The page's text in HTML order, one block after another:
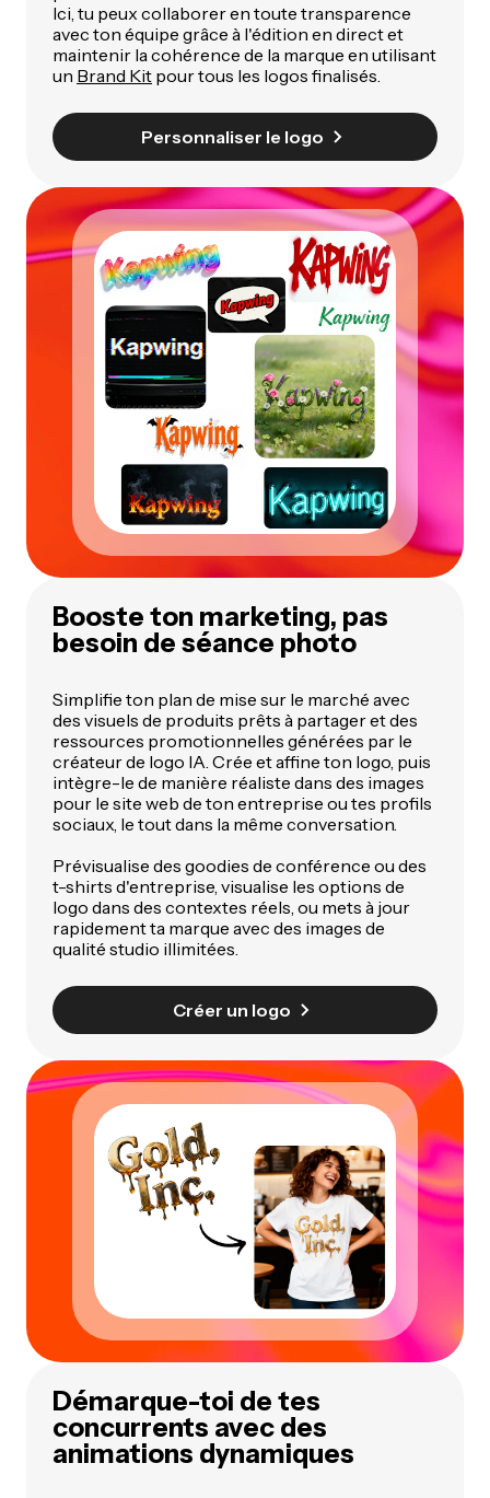
Ici, tu peux collaborer en toute transparence
avec ton équipe grâce à l'édition en direct et
maintenir la cohérence de la marque en utilisant
un Brand Kit pour tous les logos finalisés.
Personnaliser le logo
Booste ton marketing, pas
besoin de séance photo
Simplifie ton plan de mise sur le marché avec
des visuels de produits prêts à partager et des
ressources promotionnelles générées par le
créateur de logo IA. Crée et affine ton logo, puis
intègre-le de manière réaliste dans des images
pour le site web de ton entreprise ou tes profils
sociaux, le tout dans la même conversation.
Prévisualise des goodies de conférence ou des
t-shirts d'entreprise, visualise les options de
logo dans des contextes réels, ou mets à jour
rapidement ta marque avec des images de
qualité studio illimitées.
Créer un logo
Démarque-toi de tes
concurrents avec des
animations dynamiques